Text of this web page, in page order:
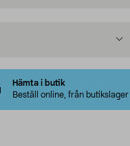
Hämta i butik
Beställ online, från butikslager